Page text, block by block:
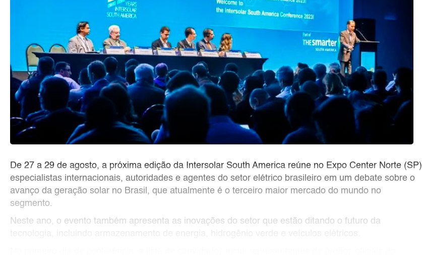
De 27 a 29 de agosto, a próxima edição da Intersolar South America reúne no Expo Center Norte (SP)
especialistas internacionais, autoridades e agentes do setor elétrico brasileiro em um debate sobre o
avanço da geração solar no Brasil, que atualmente é o terceiro maior mercado do mundo no
segmento.
Neste ano, o evento também apresenta as inovações do setor que estão ditando o futuro da